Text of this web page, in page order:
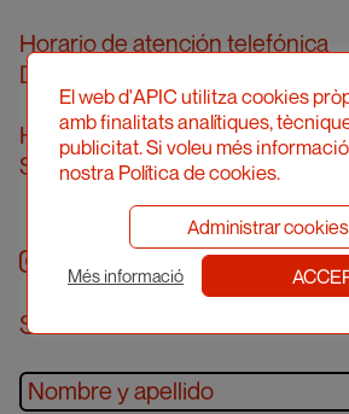
Horario de atención telefónica
De lunes a viernes de 10 a 14 h
Horario de atención presencial
Solicitar cita previa
youtube
Suscríbete al newsletter
El web d'APIC utilitza cookies
amb finalitats analítiques,
publicitat. Si voleu més
nostra Política de cookies.
Administrar cookies
Més informació